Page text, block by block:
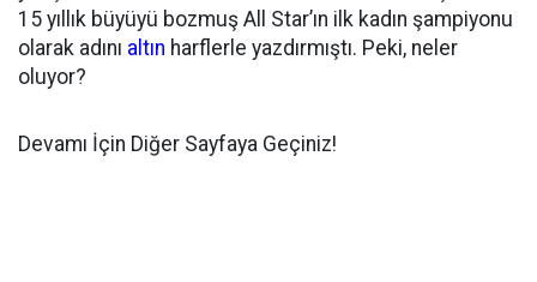
15 yıllık büyüyü bozmuş All Star’ın ilk kadın şampiyonu
olarak adını altın harflerle yazdırmıştı. Peki, neler
oluyor?
Devamı İçin Diğer Sayfaya Geçiniz!